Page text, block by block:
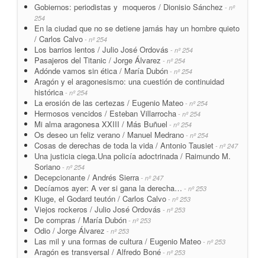
Gobiernos: periodistas y moqueros / Dionisio Sánchez - nº
254
En la ciudad que no se detiene jamás hay un hombre quieto
/ Carlos Calvo - nº 254
Los barrios lentos / Julio José Ordovás - nº 254
Pasajeros del Titanic / Jorge Álvarez - nº 254
Adónde vamos sin ética / María Dubón - nº 254
Aragón y el aragonesismo: una cuestión de continuidad
histórica - nº 254
La erosión de las certezas / Eugenio Mateo - nº 254
Hermosos vencidos / Esteban Villarrocha - nº 254
Mi alma aragonesa XXIII / Más Buñuel - nº 254
Os deseo un feliz verano / Manuel Medrano - nº 254
Cosas de derechas de toda la vida / Antonio Tausiet - nº 247
Una justicia ciega.Una policía adoctrinada / Raimundo M.
Soriano - nº 254
Decepcionante / Andrés Sierra - nº 247
Decíamos ayer: A ver si gana la derecha… - nº 253
Kluge, el Godard teutón / Carlos Calvo - nº 253
Viejos rockeros / Julio José Ordovás - nº 253
De compras / María Dubón - nº 253
Odio / Jorge Álvarez - nº 253
Las mil y una formas de cultura / Eugenio Mateo - nº 253
Aragón es transversal / Alfredo Boné - nº 253